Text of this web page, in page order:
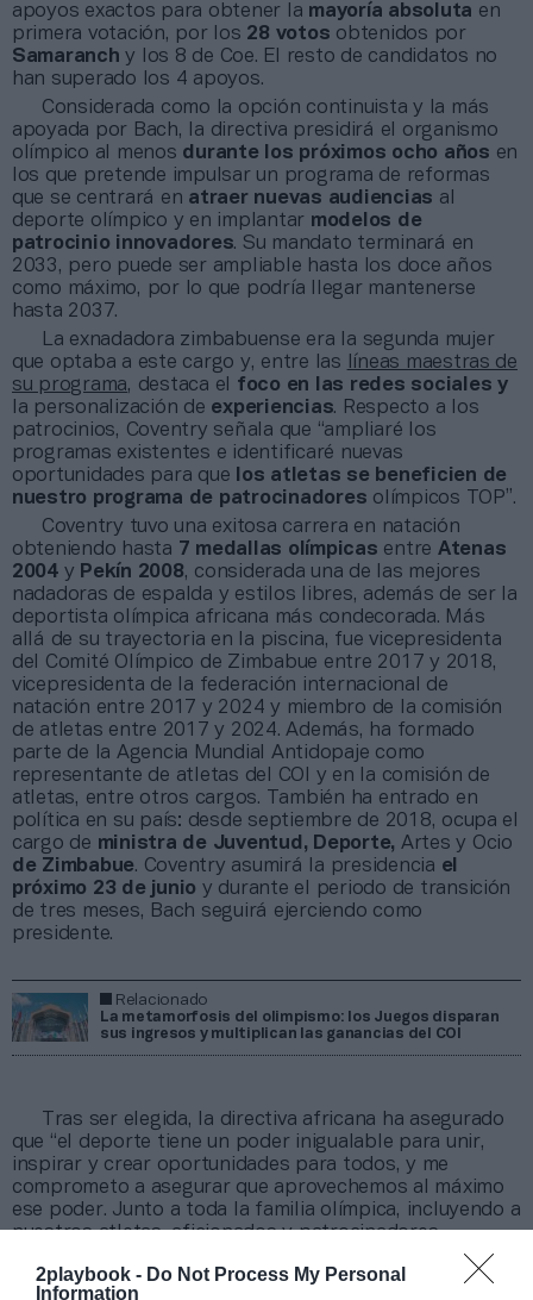
2playbook - Do Not Process My Personal
Information
apoyos exactos para obtener la mayoría absoluta en
primera votación, por los 28 votos obtenidos por
Samaranchy los 8 de Coe. El resto de candidatos no
han superado los 4 apoyos.
Considerada como la opción continuista y la más
apoyada por Bach, la directiva presidirá el organismo
olímpico al menos durante los próximos ocho años en
los que pretende impulsar un programa de reformas
que se centrará en atraer nuevas audiencias al
deporte olímpico y en implantar modelos de
patrocinio innovadores. Su mandato terminará en
2033, pero puede ser ampliable hasta los doce años
como máximo, por lo que podría llegar mantenerse
hasta 2037.
La exnadadora zimbabuense era la segunda mujer
que optaba a este cargo y, entre las
líneas maestras de
su programa, destaca el foco en las redes sociales y
la personalización de experiencias. Respecto a los
patrocinios, Coventry señala que “ampliaré los
programas existentes e identificaré nuevas
oportunidades para que
los atletas se beneficien de
nuestro programa de patrocinadores olímpicos TOP”.
Coventry tuvo una exitosa carrera en natación
obteniendo hasta 7 medallas olímpicas entre Atenas
2004 y Pekín 2008, considerada una de las mejores
nadadoras de espalda y estilos libres, además de ser la
deportista olímpica africana más condecorada. Más
allá de su trayectoria en la piscina, fue vicepresidenta
del Comité Olímpico de Zimbabue entre 2017 y 2018,
vicepresidenta de la federación internacional de
natación entre 2017 y 2024 y miembro de la comisión
de atletas entre 2017 y 2024. Además, ha formado
parte de la Agencia Mundial Antidopaje como
representante de atletas del COI y en la comisión de
atletas, entre otros cargos. También ha entrado en
política en su país: desde septiembre de 2018, ocupa el
cargo de ministra de Juventud, Deporte, Artes y Ocio
de Zimbabue. Coventry asumirá la presidencia el
próximo 23 de junio y durante el periodo de transición
de tres meses, Bach seguirá ejerciendo como
presidente.
Relacionado
La metamorfosis del olimpismo: los Juegos disparan
sus ingresos y multiplican las ganancias del COI
Tras ser elegida, la directiva africana ha asegurado
que “el deporte tiene un poder inigualable para unir,
inspirar y crear oportunidades para todos, y me
comprometo a asegurar que aprovechemos al máximo
ese poder. Junto a toda la familia olímpica, incluyendo a
nuestros atletas, aficionados y patrocinadores,
adoptaremos la innovacióny defenderemos los